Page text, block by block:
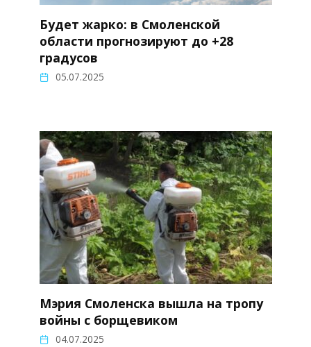
Будет жарко: в Смоленской
области прогнозируют до +28
градусов
05.07.2025
Мэрия Смоленска вышла на тропу
войны с борщевиком
04.07.2025